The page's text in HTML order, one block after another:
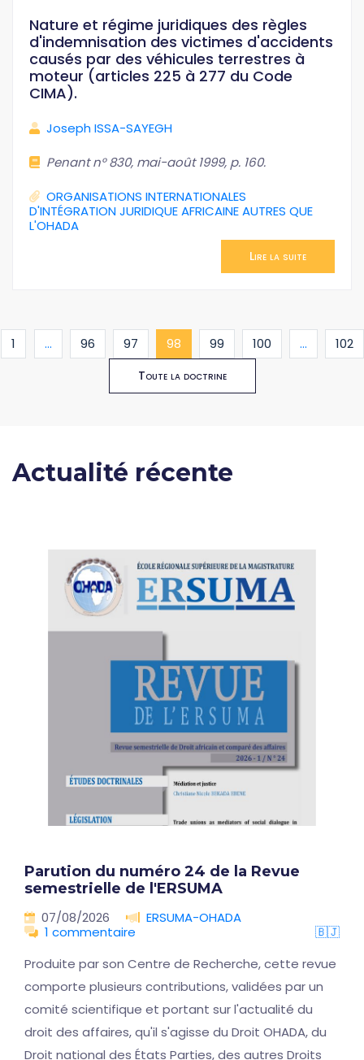
Nature et régime juridiques des règles
d'indemnisation des victimes d'accidents
causés par des véhicules terrestres à
moteur (articles 225 à 277 du Code
CIMA).
Joseph ISSA-SAYEGH
Penant n° 830, mai-août 1999, p. 160.
ORGANISATIONS INTERNATIONALES
D'INTÉGRATION JURIDIQUE AFRICAINE AUTRES QUE
L'OHADA
Lire la suite
1 ... 96 97 98(current)
99 100 ... 102
Toute la doctrine
Actualité récente
Parution du numéro 24 de la Revue
semestrielle de l'ERSUMA
07/08/2026
ERSUMA-OHADA
1 commentaire
🇧🇯
Produite par son Centre de Recherche, cette revue
comporte plusieurs contributions, validées par un
comité scientifique et portant sur l'actualité du
droit des affaires, qu'il s'agisse du Droit OHADA, du
Droit national des États Parties, des autres Droits